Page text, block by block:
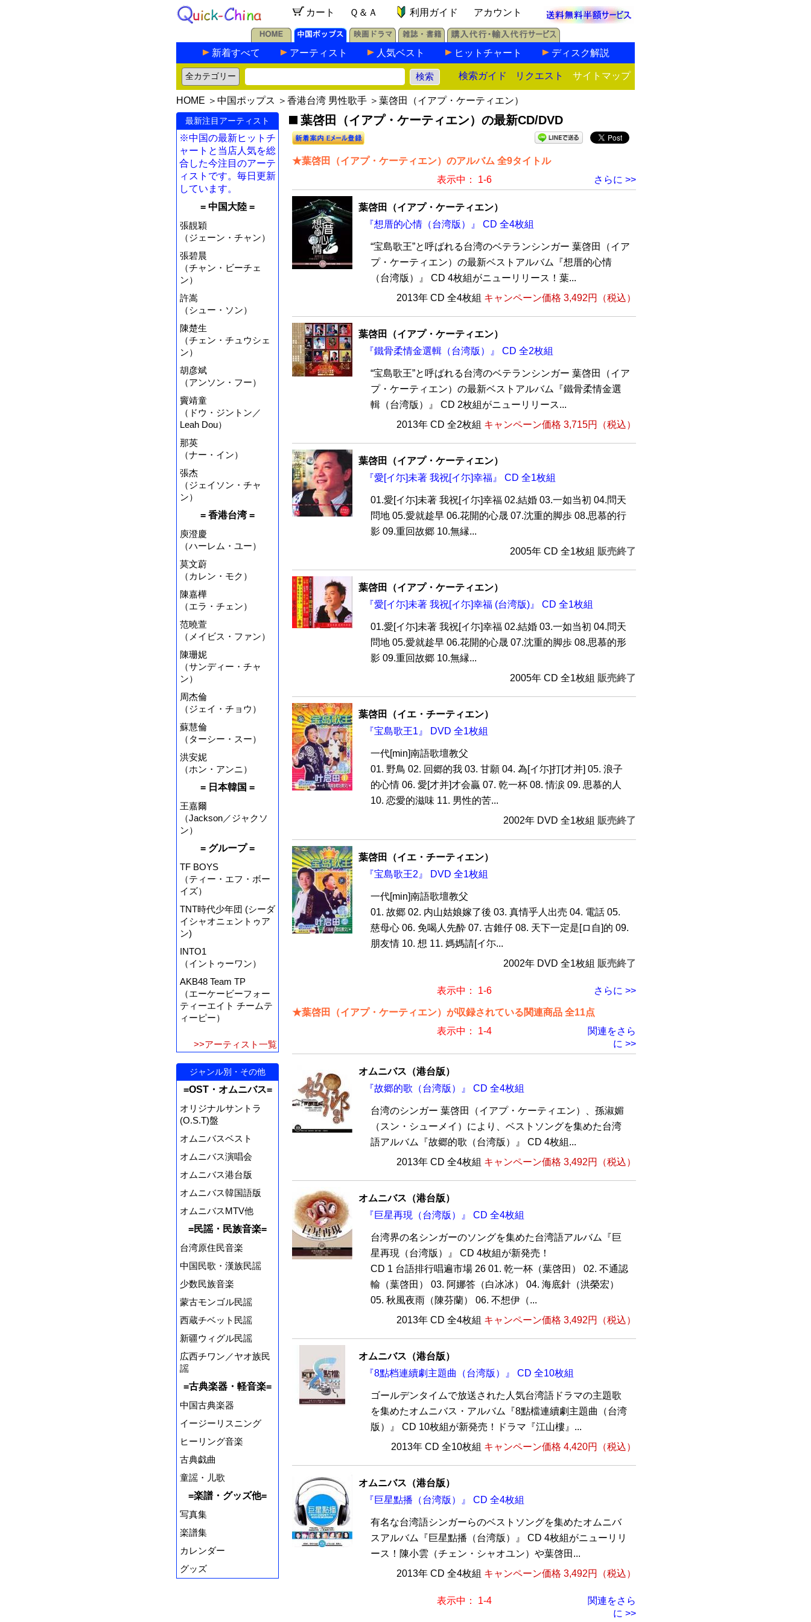
カート Ｑ＆Ａ 利用ガイド アカウント
新着すべて アーティスト 人気ベスト ヒットチャート ディスク解説
検索ガイド リクエスト サイトマップ
HOME ＞ 中国ポップス ＞ 香港台湾 男性歌手 ＞葉啓田（イアプ・ケーティエン）
最新注目アーティスト
※中国の最新ヒットチ
ャートと当店人気を総
合した今注目のアーテ
ィストです。毎日更新
しています。
= 中国大陸 =
張靚穎
（ジェーン・チャン）
張碧晨
（チャン・ビーチェ
ン）
許嵩
（シュー・ソン）
陳楚生
（チェン・チュウシェ
ン）
胡彦斌
（アンソン・フー）
竇靖童
（ドウ・ジントン／
Leah Dou）
那英
（ナー・イン）
張杰
（ジェイソン・チャ
ン）
= 香港台湾 =
庾澄慶
（ハーレム・ユー）
莫文蔚
（カレン・モク）
陳嘉樺
（エラ・チェン）
范曉萱
（メイビス・ファン）
陳珊妮
（サンディー・チャ
ン）
周杰倫
（ジェイ・チョウ）
蘇慧倫
（ターシー・スー）
洪安妮
（ホン・アンニ）
= 日本韓国 =
王嘉爾
（Jackson／ジャクソ
ン）
= グループ =
TF BOYS
（ティー・エフ・ボー
イズ）
TNT時代少年団 (シーダ
イシャオニェントゥア
ン)
INTO1
（イントゥーワン）
AKB48 Team TP
（エーケービーフォー
ティーエイト チームテ
ィーピー）
>>アーティスト一覧
ジャンル別・その他
=OST・オムニバス=
オリジナルサントラ
(O.S.T)盤
オムニバスベスト
オムニバス演唱会
オムニバス港台版
オムニバス韓国語版
オムニバスMTV他
=民謡・民族音楽=
台湾原住民音楽
中国民歌・漢族民謡
少数民族音楽
蒙古モンゴル民謡
西蔵チベット民謡
新疆ウィグル民謡
広西チワン／ヤオ族民
謡
=古典楽器・軽音楽=
中国古典楽器
イージーリスニング
ヒーリング音楽
古典戯曲
童謡・儿歌
=楽譜・グッズ他=
写真集
楽譜集
カレンダー
グッズ
葉啓田（イアプ・ケーティエン）の最新CD/DVD
★葉啓田（イアプ・ケーティエン）のアルバム 全9タイトル
さらに >>
表示中： 1-6
葉啓田（イアプ・ケーティエン）
『想厝的心情（台湾版）』 CD 全4枚組
“宝島歌王”と呼ばれる台湾のベテランシンガー 葉啓田（イア
プ・ケーティエン）の最新ベストアルバム『想厝的心情
（台湾版）』 CD 4枚組がニューリリース！葉...
2013年 CD 全4枚組 キャンペーン価格 3,492円（税込）
葉啓田（イアプ・ケーティエン）
『鐵骨柔情金選輯（台湾版）』 CD 全2枚組
“宝島歌王”と呼ばれる台湾のベテランシンガー 葉啓田（イア
プ・ケーティエン）の最新ベストアルバム『鐵骨柔情金選
輯（台湾版）』 CD 2枚組がニューリリース...
2013年 CD 全2枚組 キャンペーン価格 3,715円（税込）
葉啓田（イアプ・ケーティエン）
『愛[イ尓]未著 我祝[イ尓]幸福』 CD 全1枚組
01.愛[イ尓]未著 我祝[イ尓]幸福 02.結婚 03.一如当初 04.問天
問地 05.愛就趁早 06.花開的心晟 07.沈重的脚歩 08.思慕的行
影 09.重回故郷 10.無縁...
2005年 CD 全1枚組 販売終了
葉啓田（イアプ・ケーティエン）
『愛[イ尓]未著 我祝[イ尓]幸福 (台湾版)』 CD 全1枚組
01.愛[イ尓]未著 我祝[イ尓]幸福 02.結婚 03.一如当初 04.問天
問地 05.愛就趁早 06.花開的心晟 07.沈重的脚歩 08.思慕的形
影 09.重回故郷 10.無縁...
2005年 CD 全1枚組 販売終了
葉啓田（イエ・チーティエン）
『宝島歌王1』 DVD 全1枚組
一代[min]南語歌壇教父
01. 野鳥 02. 回郷的我 03. 甘願 04. 為[イ尓]打[才并] 05. 浪子
的心情 06. 愛[才并]才会贏 07. 乾一杯 08. 情涙 09. 思慕的人
10. 恋愛的滋味 11. 男性的苦...
2002年 DVD 全1枚組 販売終了
葉啓田（イエ・チーティエン）
『宝島歌王2』 DVD 全1枚組
一代[min]南語歌壇教父
01. 故郷 02. 内山姑娘嫁了後 03. 真情乎人出売 04. 電話 05.
慈母心 06. 免喝人先酔 07. 古錐仔 08. 天下一定是[ロ自]的 09.
朋友情 10. 想 11. 媽媽請[イ尓...
2002年 DVD 全1枚組 販売終了
さらに >>
表示中： 1-6
★葉啓田（イアプ・ケーティエン）が収録されている関連商品 全11点
関連をさら
に >>
表示中： 1-4
オムニバス（港台版）
『故郷的歌（台湾版）』 CD 全4枚組
台湾のシンガー 葉啓田（イアプ・ケーティエン）、孫淑媚
（スン・シューメイ）により、ベストソングを集めた台湾
語アルバム『故郷的歌（台湾版）』 CD 4枚組...
2013年 CD 全4枚組 キャンペーン価格 3,492円（税込）
オムニバス（港台版）
『巨星再現（台湾版）』 CD 全4枚組
台湾界の名シンガーのソングを集めた台湾語アルバム『巨
星再現（台湾版）』 CD 4枚組が新発売！
CD 1 台語排行唱遍市場 26 01. 乾一杯（葉啓田） 02. 不通認
輸（葉啓田） 03. 阿娜答（白冰冰） 04. 海底針（洪榮宏）
05. 秋風夜雨（陳芬蘭） 06. 不想伊（...
2013年 CD 全4枚組 キャンペーン価格 3,492円（税込）
オムニバス（港台版）
『8點档連續劇主題曲（台湾版）』 CD 全10枚組
ゴールデンタイムで放送された人気台湾語ドラマの主題歌
を集めたオムニバス・アルバム『8點檔連續劇主題曲（台湾
版）』 CD 10枚組が新発売！ドラマ『江山樓』...
2013年 CD 全10枚組 キャンペーン価格 4,420円（税込）
オムニバス（港台版）
『巨星點播（台湾版）』 CD 全4枚組
有名な台湾語シンガーらのベストソングを集めたオムニバ
スアルバム『巨星點播（台湾版）』 CD 4枚組がニューリリ
ース！陳小雲（チェン・シャオユン）や葉啓田...
2013年 CD 全4枚組 キャンペーン価格 3,492円（税込）
関連をさら
に >>
表示中： 1-4